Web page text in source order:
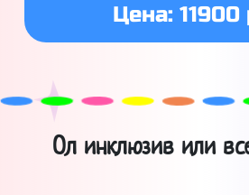
Цена: 11900
Ол инклюзив или